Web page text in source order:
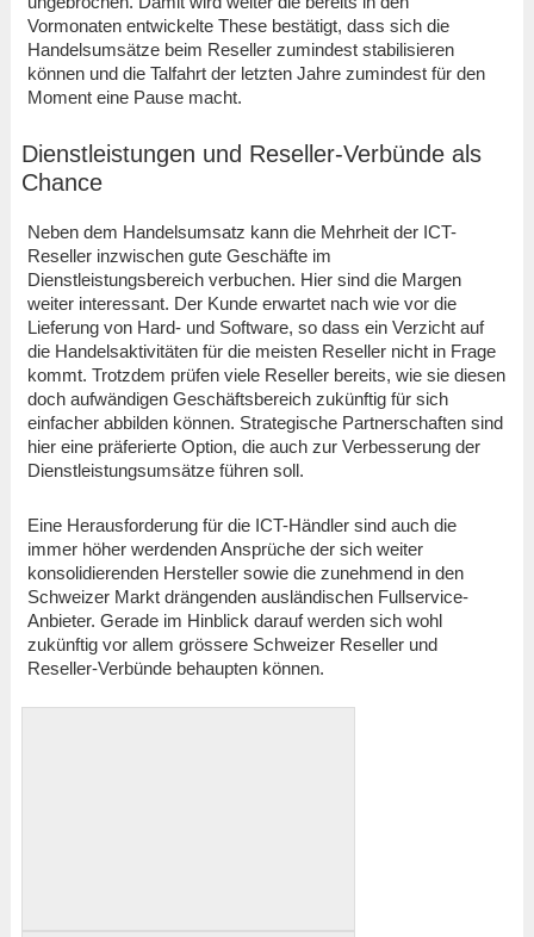
Vormonaten entwickelte These bestätigt, dass sich die
Handelsumsätze beim Reseller zumindest stabilisieren
können und die Talfahrt der letzten Jahre zumindest für den
Moment eine Pause macht.
Dienstleistungen und Reseller-Verbünde als
Chance
Neben dem Handelsumsatz kann die Mehrheit der ICT-
Reseller inzwischen gute Geschäfte im
Dienstleistungsbereich verbuchen. Hier sind die Margen
weiter interessant. Der Kunde erwartet nach wie vor die
Lieferung von Hard- und Software, so dass ein Verzicht auf
die Handelsaktivitäten für die meisten Reseller nicht in Frage
kommt. Trotzdem prüfen viele Reseller bereits, wie sie diesen
doch aufwändigen Geschäftsbereich zukünftig für sich
einfacher abbilden können. Strategische Partnerschaften sind
hier eine präferierte Option, die auch zur Verbesserung der
Dienstleistungsumsätze führen soll.
Eine Herausforderung für die ICT-Händler sind auch die
immer höher werdenden Ansprüche der sich weiter
konsolidierenden Hersteller sowie die zunehmend in den
Schweizer Markt drängenden ausländischen Fullservice-
Anbieter. Gerade im Hinblick darauf werden sich wohl
zukünftig vor allem grössere Schweizer Reseller und
Reseller-Verbünde behaupten können.